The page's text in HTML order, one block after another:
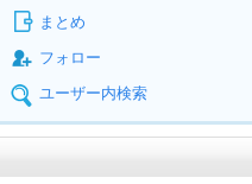
まとめ
フォロー
ユーザー内検索